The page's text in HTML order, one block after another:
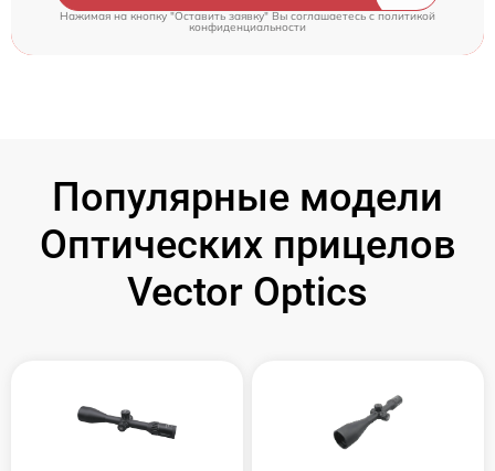
Нажимая на кнопку "Оставить заявку" Вы соглашаетесь c политикой
конфиденциальности
Популярные модели
Оптических прицелов
Vector Optics